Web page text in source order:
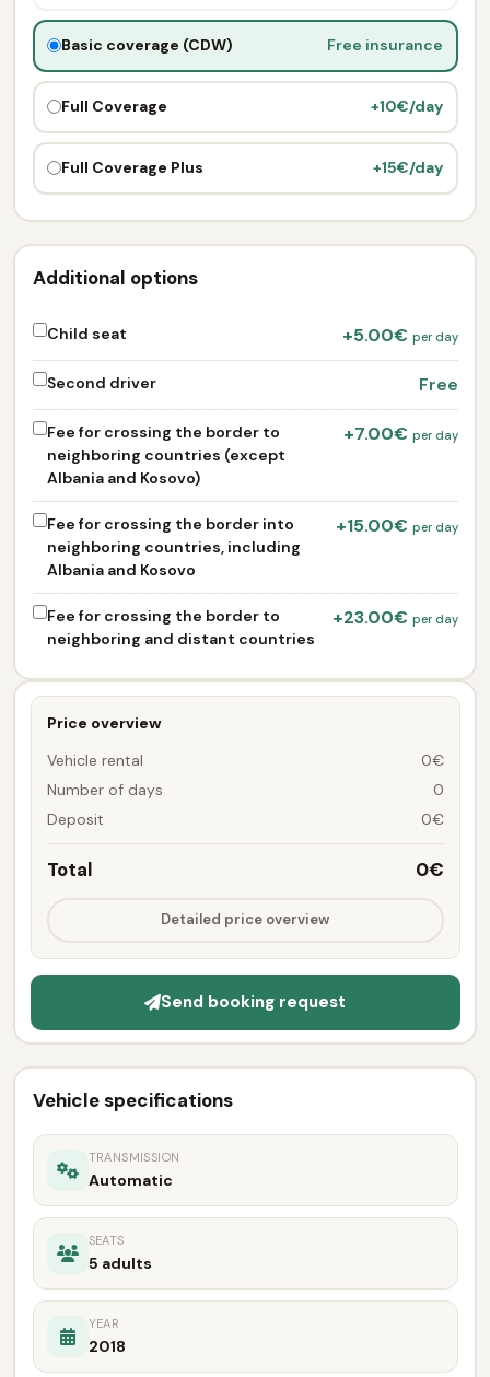
Price overview
Vehicle rental
0€
Number of days
0
Deposit
0€
Total 0€
Detailed price overview
Send booking request
Basic coverage (CDW) Free insurance
Full Coverage +10€/day
Full Coverage Plus +15€/day
Additional options
Child seat +5.00€ per day
Second driver Free
Fee for crossing the border to
neighboring countries (except
Albania and Kosovo)
+7.00€ per day
Fee for crossing the border into
neighboring countries, including
Albania and Kosovo
+15.00€ per day
Fee for crossing the border to
neighboring and distant countries
+23.00€ per day
Vehicle specifications
TRANSMISSION
Automatic
SEATS
5 adults
YEAR
2018